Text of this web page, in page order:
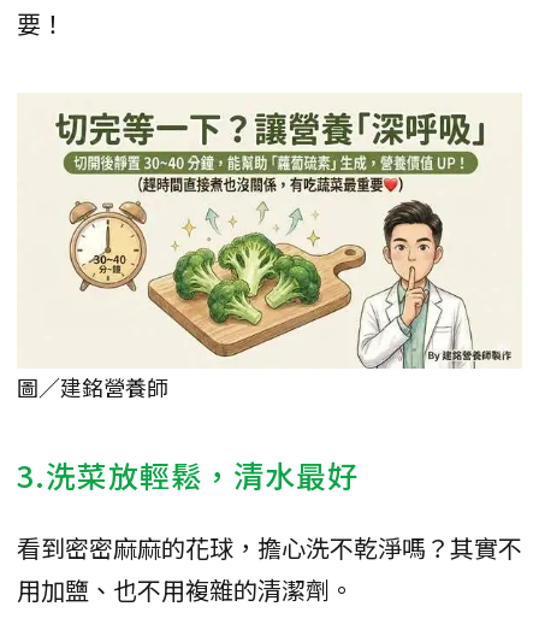
要！
圖／建銘營養師
3.洗菜放輕鬆，清水最好
看到密密麻麻的花球，擔心洗不乾淨嗎？其實不
用加鹽、也不用複雜的清潔劑。